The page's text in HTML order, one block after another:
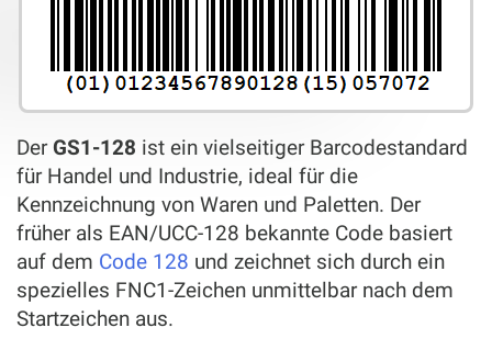
DerGS1-128 ist ein vielseitiger Barcodestandard
für Handel und Industrie, ideal für die
Kennzeichnung von Waren und Paletten. Der
früher als EAN/UCC-128 bekannte Code basiert
auf dem Code 128 und zeichnet sich durch ein
spezielles FNC1-Zeichen unmittelbar nach dem
Startzeichen aus.